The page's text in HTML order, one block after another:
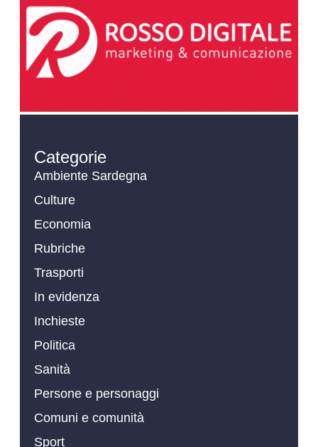
Categorie
Ambiente Sardegna
Culture
Economia
Rubriche
Trasporti
In evidenza
Inchieste
Politica
Sanità
Persone e personaggi
Comuni e comunità
Sport